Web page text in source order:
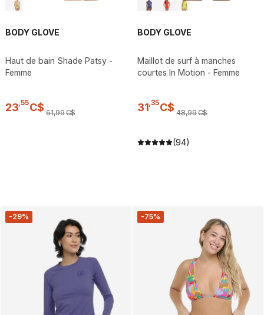
BODY GLOVE
Haut de bain Shade Patsy -
Femme
23 55C$ 61,99C$
BODY GLOVE
Maillot de surf à manches
courtes In Motion - Femme
31 35C$ 48,99C$
(94)
-29% -75%